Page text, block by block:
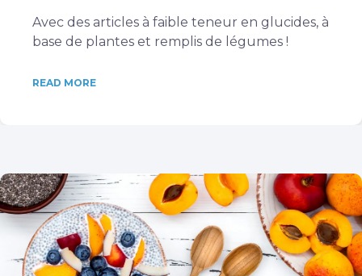
Avec des articles à faible teneur en glucides, à
base de plantes et remplis de légumes !
READ MORE